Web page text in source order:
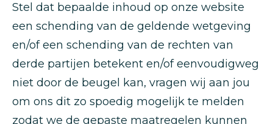
Stel dat bepaalde inhoud op onze website
een schending van de geldende wetgeving
en/of een schending van de rechten van
derde partijen betekent en/of eenvoudigweg
niet door de beugel kan, vragen wij aan jou
om ons dit zo spoedig mogelijk te melden
zodat we de gepaste maatregelen kunnen